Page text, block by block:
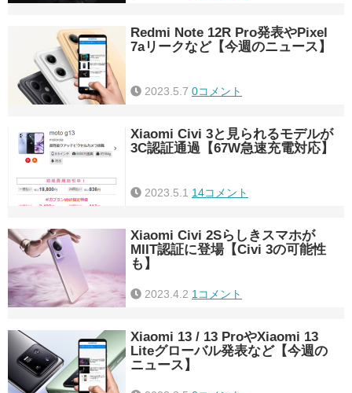
Redmi Note 12R Pro発表やPixel
7aリークなど【今週のニュース】
2023.5.7 0コメント
Xiaomi Civi 3と見られるモデルが
3C認証通過【67W急速充電対応】
2023.5.1 14コメント
Xiaomi Civi 2Sらしきスマホが
MIIT認証に登場【Civi 3の可能性
も】
2023.4.2 1コメント
Xiaomi 13 / 13 ProやXiaomi 13
Liteグローバル発表など【今週の
ニュース】